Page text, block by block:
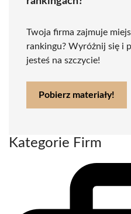
Twoja firma zajmuje
rankingu? Wyróżnij się i
jesteś na szczycie!
Pobierz materiały!
Kategorie Firm